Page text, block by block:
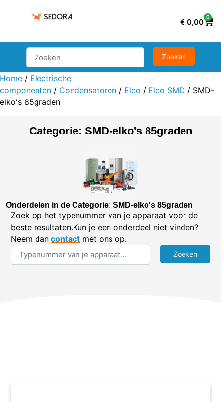
€ 0,00
0
Home / Electrische
componenten / Condensatoren / Elco / Elco SMD / SMD-
elko's 85graden
Categorie: SMD-elko's 85graden
Onderdelen in de Categorie: SMD-elko's 85graden
Zoek op het typenummer van je apparaat voor de
beste resultaten.Kun je een onderdeel niet vinden?
Neem dan contact met ons op.